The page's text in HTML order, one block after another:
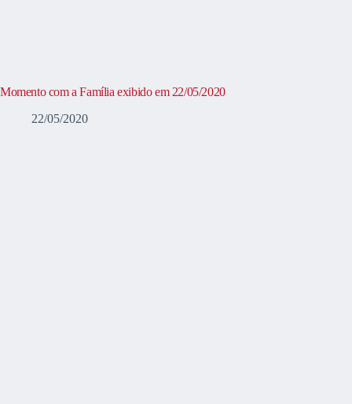
Momento com a Família exibido em 22/05/2020
22/05/2020